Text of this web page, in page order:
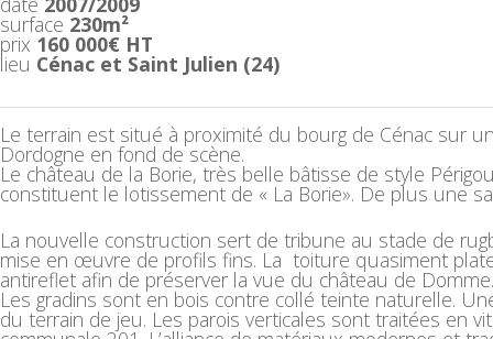
surface 230m²
prix 160 000€ HT
lieu Cénac et Saint Julien (24)
Le terrain est situé à proximité du bourg de Cénac sur
Dordogne en fond de scène.
Le château de la Borie, très belle bâtisse de style
constituent le lotissement de « La Borie». De plus une
La nouvelle construction sert de tribune au stade de
mise en œuvre de profils fins. La toiture quasiment
antireflet afin de préserver la vue du château de Domme.
Les gradins sont en bois contre collé teinte naturelle.
du terrain de jeu. Les parois verticales sont traitées en